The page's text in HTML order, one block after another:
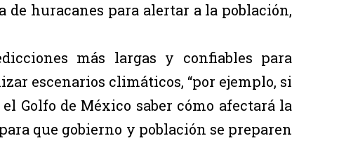
de huracanes para alertar a la población,
más largas y confiables para
escenarios climáticos, “por ejemplo, si
Golfo de México saber cómo afectará la
que gobierno y población se preparen